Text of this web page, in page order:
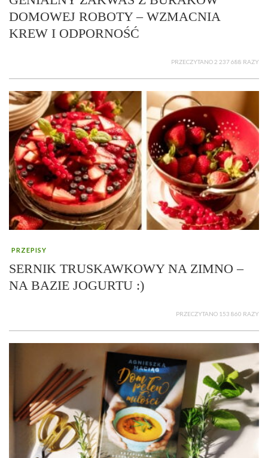
DOMOWEJ ROBOTY – WZMACNIA
KREW I ODPORNOŚĆ
PRZECZYTANO 2 237 688 RAZY
PRZEPISY
SERNIK TRUSKAWKOWY NA ZIMNO –
NA BAZIE JOGURTU :)
PRZECZYTANO 153 860 RAZY